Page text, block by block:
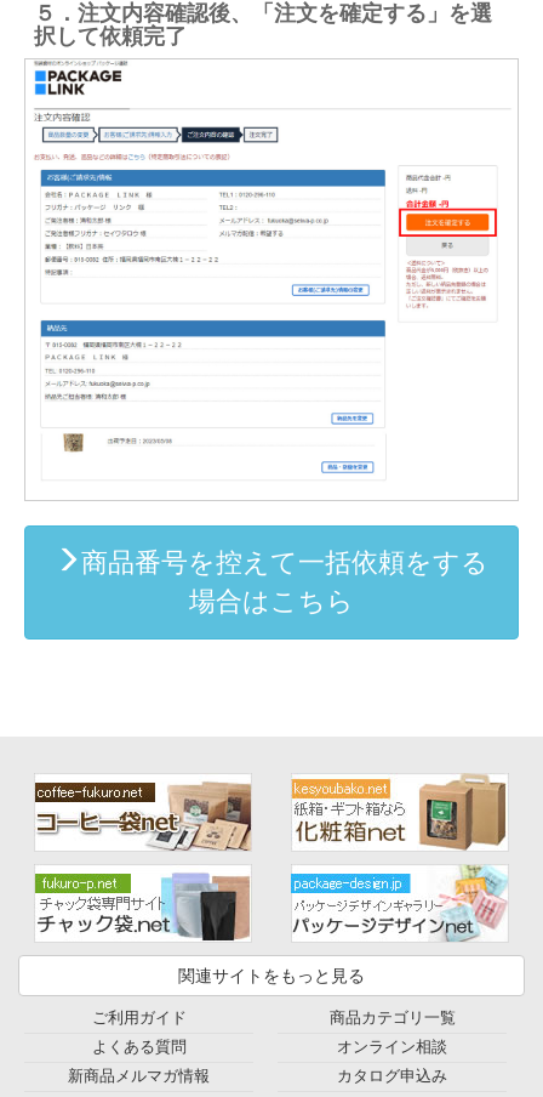
５．注文内容確認後、「注文を確定する」を選
択して依頼完了
商品番号を控えて一括依頼をする
場合はこちら
関連サイトをもっと見る
ご利用ガイド
よくある質問
新商品メルマガ情報
商品カテゴリ一覧
オンライン相談
カタログ申込み